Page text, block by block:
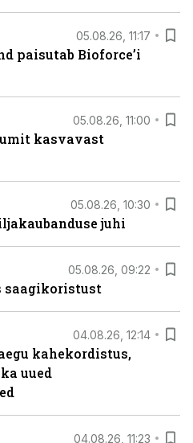
05.08.26, 11:17
paisutab Bioforce’i
05.08.26, 11:00
kasvavast
05.08.26, 10:30
juhi
05.08.26, 09:22
saagikoristust
04.08.26, 12:14
kahekordistus,
uued
04.08.26, 11:23